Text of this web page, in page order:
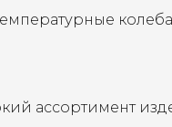
ассортимент